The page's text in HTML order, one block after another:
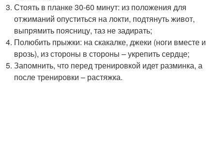
Стоять в планке 30-60 минут: из положения для
отжиманий опуститься на локти, подтянуть живот,
выпрямить поясницу, таз не задирать;
Полюбить прыжки: на скакалке, джеки (ноги вместе и
врозь), из стороны в стороны – укрепить сердце;
Запомнить, что перед тренировкой идет разминка, а
после тренировки – растяжка.